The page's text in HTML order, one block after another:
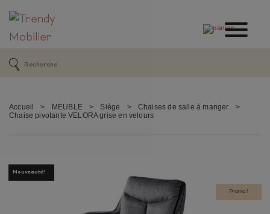
Accueil > MEUBLE > Siège > Chaises de salle à manger
>
Chaise pivotante VELORA grise en velours
Nouveauté!
Promo !